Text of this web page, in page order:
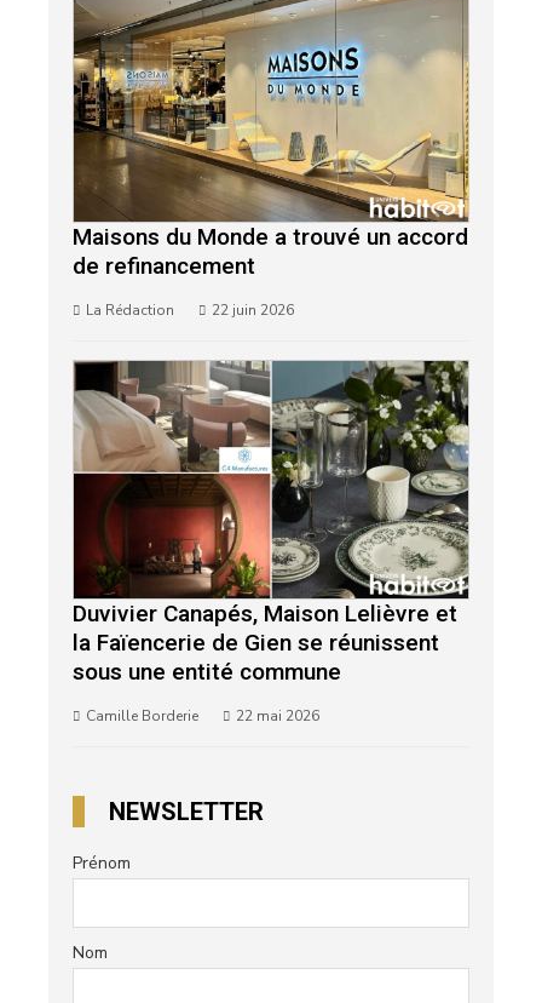
Maisons du Monde a trouvé un accord
de refinancement
La Rédaction 22 juin 2026
Duvivier Canapés, Maison Lelièvre et
la Faïencerie de Gien se réunissent
sous une entité commune
Camille Borderie 22 mai 2026
NEWSLETTER
Prénom
Nom